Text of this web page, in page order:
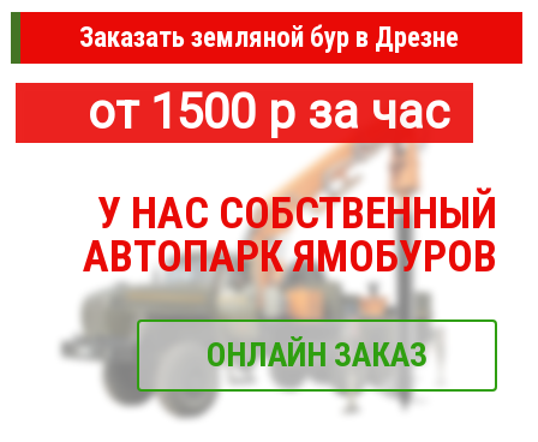
Заказать земляной бур в Дрезне
от 1500 р за час
У НАС СОБСТВЕННЫЙ
АВТОПАРК ЯМОБУРОВ
ОНЛАЙН ЗАКАЗ